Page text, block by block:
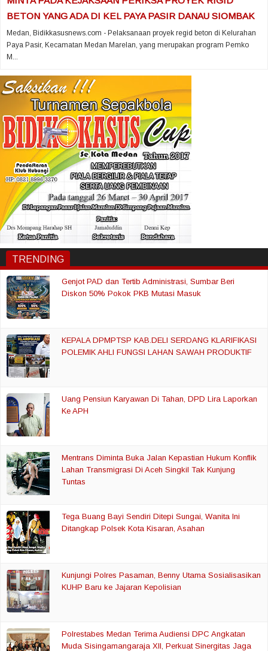
BETON YANG ADA DI KEL PAYA PASIR DANAU SIOMBAK
Medan, Bidikkasusnews.com - Pelaksanaan proyek regid beton di Kelurahan
Paya Pasir, Kecamatan Medan Marelan, yang merupakan program Pemko
M...
TRENDING
Genjot PAD dan Tertib Administrasi, Sumbar Beri
Diskon 50% Pokok PKB Mutasi Masuk
KEPALA DPMPTSP KAB.DELI SERDANG KLARIFIKASI
POLEMIK AHLI FUNGSI LAHAN SAWAH PRODUKTIF
Uang Pensiun Karyawan Di Tahan, DPD Lira Laporkan
Ke APH
Mentrans Diminta Buka Jalan Kepastian Hukum Konflik
Lahan Transmigrasi Di Aceh Singkil Tak Kunjung
Tuntas
Tega Buang Bayi Sendiri Ditepi Sungai, Wanita Ini
Ditangkap Polsek Kota Kisaran, Asahan
Kunjungi Polres Pasaman, Benny Utama Sosialisasikan
KUHP Baru ke Jajaran Kepolisian
Polrestabes Medan Terima Audiensi DPC Angkatan
Muda Sisingamangaraja XII, Perkuat Sinergitas Jaga